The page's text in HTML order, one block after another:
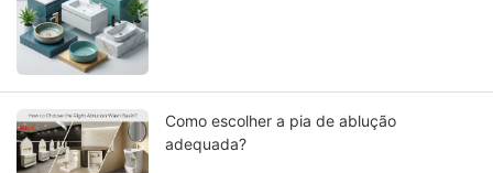
Como escolher a pia de ablução
adequada?